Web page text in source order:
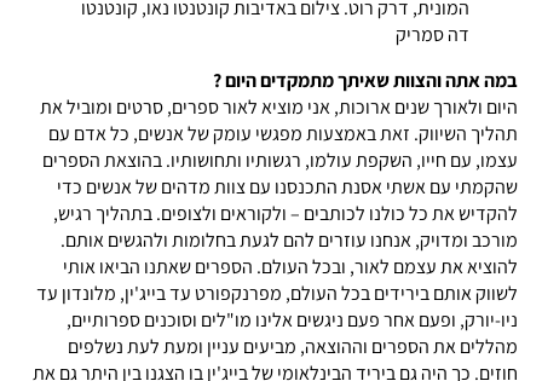
המונית, דרק רוט.צילום באדיבות קונטנטו נאו, קונטנטו
דה סמריק
במה אתה והצוות שאיתך מתמקדים היום ?
היום ולאורך שנים ארוכות, אני מוציא לאור ספרים, סרטים ומוביל את
תהליך השיווק. זאת באמצעות מפגשי עומק של אנשים, כל אדם עם
עצמו, עם חייו, השקפת עולמו, רגשותיו ותחושותיו. בהוצאת הספרים
שהקמתי עם אשתי אסנת התכנסנו עם צוות מדהים של אנשים כדי
להקדיש את כל כולנו לכותבים – ולקוראים ולצופים. בתהליך רגיש,
מורכב ומדויק, אנחנו עוזרים להם לגעת בחלומות ולהגשים אותם.
להוציא את עצמם לאור, ובכל העולם. הספרים שאתנו הביאו אותי
לשווק אותם בירידים בכל העולם, מפרנקפורט עד בייג'ין, מלונדון עד
ניו-יורק, ופעם אחר פעם ניגשים אלינו מו"לים וסוכנים ספרותיים,
מהללים את הספרים וההוצאה, מביעים עניין ומעת לעת נשלפים
חוזים. כך היה גם ביריד הבינלאומי של בייג'ין בו הצגנו בין היתר גם את